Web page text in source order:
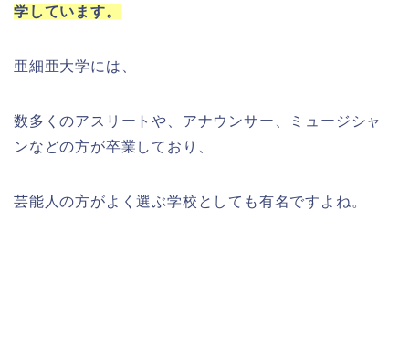
学しています。
亜細亜大学には、
数多くのアスリートや、アナウンサー、ミュージシャ
ンなどの方が卒業しており、
芸能人の方がよく選ぶ学校としても有名ですよね。